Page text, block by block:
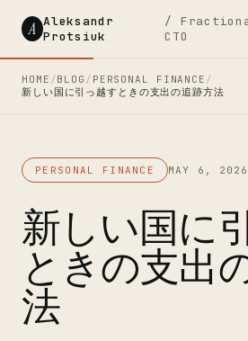
A Aleksandr
Protsiuk
/
CTO
HOME /BLOG / PERSONAL FINANCE /
新しい国に引っ越すときの支出の追跡方法
PERSONAL FINANCE MAY 6, 2026
新しい国に
ときの支出
法